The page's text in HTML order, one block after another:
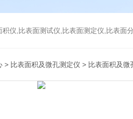
,比表面测试仪,比表面测定仪,比表面分析仪,比表
> 比表面积及微孔测定仪 > 比表面积及微